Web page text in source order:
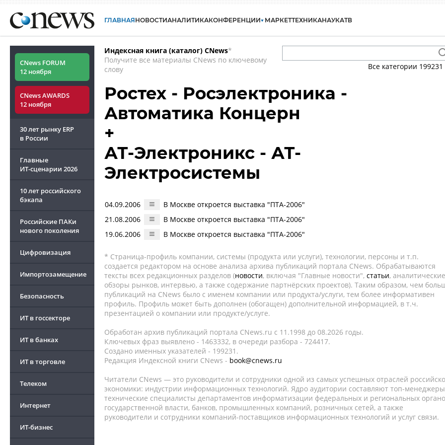
ГЛАВНАЯНОВОСТИАНАЛИТИКАКОНФЕРЕНЦИИ МАРКЕТТЕХНИКАНАУКАТВ
CNews FORUM
12 ноября
CNews AWARDS
12 ноября
30 лет рынку ERP
в России
Главные
ИТ-сценарии 2026
10 лет российского
бэкапа
Российские ПАКи
нового поколения
Цифровизация
Импортозамещение
Безопасность
ИТ в госсекторе
ИТ в банках
ИТ в торговле
Телеком
Интернет
ИТ-бизнес
Индексная книга (каталог) CNews*
Получите все материалы CNews по ключевому
слову
Все категории 199231
Ростех - Росэлектроника -
Автоматика Концерн
+
АТ-Электроникс - АТ-
Электросистемы
04.09.2006
В Москве откроется выставка "ПТА-2006"
21.08.2006
В Москве откроется выставка "ПТА-2006"
19.06.2006
В Москве откроется выставка "ПТА-2006"
* Страница-профиль компании, системы (продукта или услуги), технологии, персоны и т.п.
создается редактором на основе анализа архива публикаций портала CNews. Обрабатываются
тексты всех редакционных разделов (новости, включая "Главные новости", статьи, аналитические
обзоры рынков, интервью, а также содержание партнёрских проектов). Таким образом, чем
публикаций на CNews было с именем компании или продукта/услуги, тем более информативен
профиль. Профиль может быть дополнен (обогащен) дополнительной информацией, в т.ч.
презентацией о компании или продукте/услуге.
Обработан архив публикаций портала CNews.ru c 11.1998 до 08.2026 годы.
Ключевых фраз выявлено - 1463332, в очереди разбора - 724417.
Создано именных указателей - 199231.
Редакция Индексной книги CNews - book@cnews.ru
Читатели CNews — это руководители и сотрудники одной из самых успешных отраслей
экономики: индустрии информационных технологий. Ядро аудитории составляют топ-
технические специалисты департаментов информатизации федеральных и региональных
государственной власти, банков, промышленных компаний, розничных сетей, а также
руководители и сотрудники компаний-поставщиков информационных технологий и услуг связи.